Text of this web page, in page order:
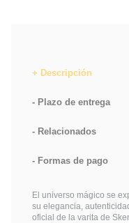
Descripción
Plazo de entrega
Relacionados
Formas de pago
El universo mágico se
su elegancia,
oficial de la varita de